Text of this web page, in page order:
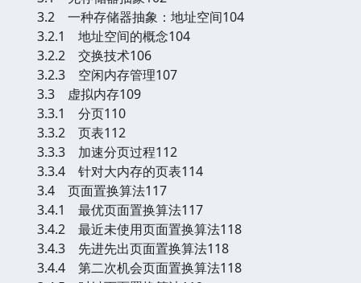
3.2 一种存储器抽象：地址空间104
3.2.1 地址空间的概念104
3.2.2 交换技术106
3.2.3 空闲内存管理107
3.3 虚拟内存109
3.3.1 分页110
3.3.2 页表112
3.3.3 加速分页过程112
3.3.4 针对大内存的页表114
3.4 页面置换算法117
3.4.1 最优页面置换算法117
3.4.2 最近未使用页面置换算法118
3.4.3 先进先出页面置换算法118
3.4.4 第二次机会页面置换算法118